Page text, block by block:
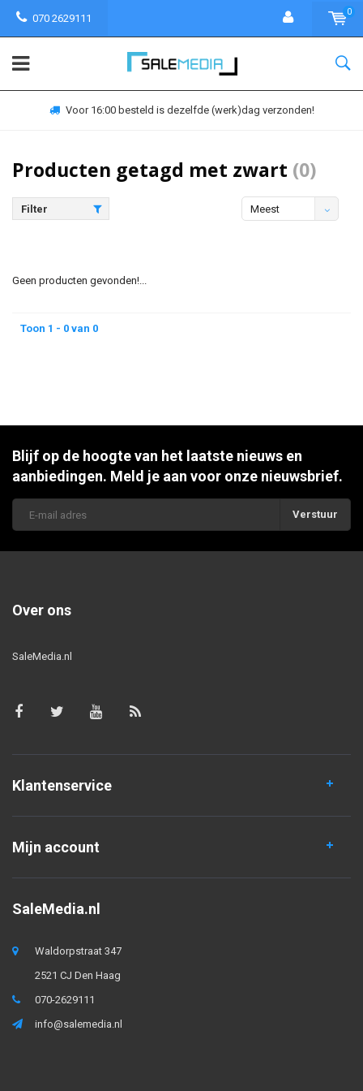
070 2629111
0
Voor 16:00 besteld is dezelfde (werk)dag verzonden!
Producten getagd met zwart (0)
Filter
Meest
Geen producten gevonden!...
Toon 1 - 0 van 0
Blijf op de hoogte van het laatste nieuws en
aanbiedingen. Meld je aan voor onze nieuwsbrief.
Verstuur
Over ons
SaleMedia.nl
Klantenservice
Mijn account
SaleMedia.nl
Waldorpstraat 347
2521 CJ Den Haag
070-2629111
info@salemedia.nl